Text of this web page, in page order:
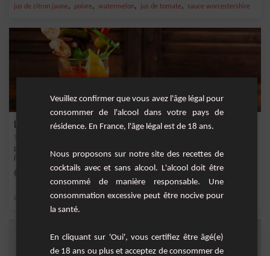
jus de citron jaune, poivre, watermelon, jus de tomate, sauce worcestershire
Le véritable Bloody Mary
Le véritable Bloody Mary est un cocktail principalement constitué de vodka et de
jus de...
citron vodka,jus de citron jaune,sel,jus de tomate
Veuillez confirmer que vous avez l'âge légal pour
consommer de l'alcool dans votre pays de
résidence. En France, l'âge légal est de 18 ans.
Nous proposons sur notre site des recettes de
cocktails avec et sans alcool. L'alcool doit être
consommé de manière responsable. Une
consommation excessive peut être nocive pour
la santé.
En cliquant sur 'Oui', vous certifiez être âgé(e)
de 18 ans ou plus et acceptez de consommer de